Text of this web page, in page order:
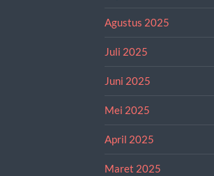
Agustus 2025
Juli 2025
Juni 2025
Mei 2025
April 2025
Maret 2025